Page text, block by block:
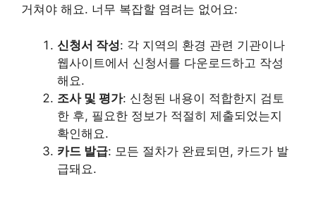
거쳐야 해요. 너무 복잡할 염려는 없어요:
신청서 작성: 각 지역의 환경 관련 기관이나
웹사이트에서 신청서를 다운로드하고 작성
해요.
조사 및 평가: 신청된 내용이 적합한지 검토
한 후, 필요한 정보가 적절히 제출되었는지
확인해요.
카드 발급: 모든 절차가 완료되면, 카드가 발
급돼요.